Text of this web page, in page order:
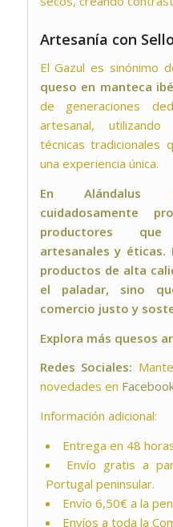
Artesanía con
El Gazul es sinónimo
queso en manteca
de generaciones
artesanal,
técnicas tradicionales
una experiencia única.
En Alándalus
cuidadosamente
productores
artesanales y
productos de alta
el paladar, sino
comercio justo y
Explora más quesos
Redes Sociales:
novedades en
Información adicional:
Entrega en 48
Envío gratis a
Portugal peninsular.
Envío 6,50€ a la
Envíos a toda la